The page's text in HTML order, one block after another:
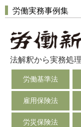
労働実務事例集
法解釈から実務処
労働基準法
雇用保険法
労災保険法